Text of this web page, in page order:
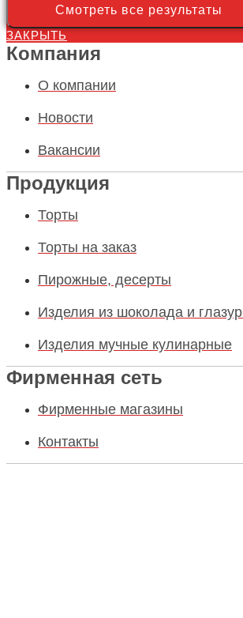
Смотреть все результаты
ЗАКРЫТЬ
Компания
О компании
Новости
Вакансии
Продукция
Торты
Торты на заказ
Пирожные, десерты
Изделия из шоколада и
Изделия мучные кулинарные
Фирменная сеть
Фирменные магазины
Контакты